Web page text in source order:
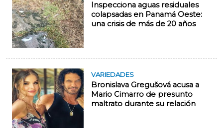
Inspecciona aguas residuales
colapsadas en Panamá Oeste:
una crisis de más de 20 años
VARIEDADES
Bronislava Gregušová acusa a
Mario Cimarro de presunto
maltrato durante su relación